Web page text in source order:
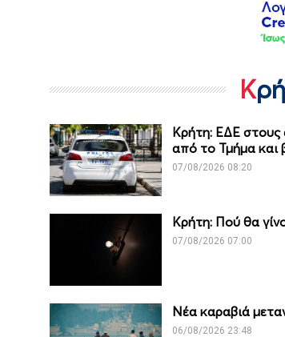
Κρήτη: ΕΔΕ στους
από το Τμήμα και
07/08/2026 08:20
Κρήτη: Πού θα
07/08/2026 07:00
Νέα καραβιά
06/08/2026 23:48